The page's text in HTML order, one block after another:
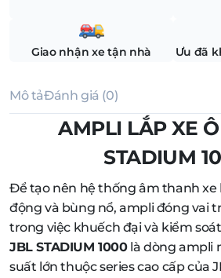
Giao nhận xe tận nhà Ưu đã
Mô tảĐánh giá (0)
AMPLI LẮP XE
STADIUM
Để tạo nên hệ thống âm thanh xe
động và bùng nổ, ampli đóng vai
trong việc khuếch đại và kiểm
JBL STADIUM 1000là dòng ampli
suất lớn thuộc series cao cấp của